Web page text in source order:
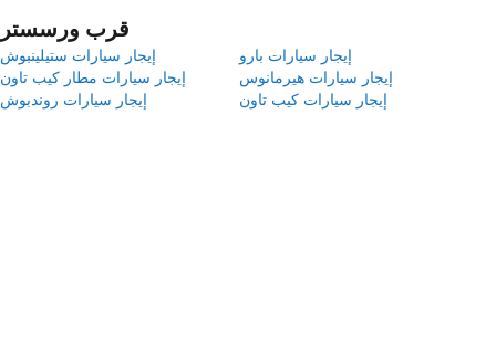
قرب ورسستر
إيجار سيارات ستيلينبوش
إيجار سيارات بارو
إيجار سيارات مطار كيب تاون
إيجار سيارات هيرمانوس
إيجار سيارات روندبوش
إيجار سيارات كيب تاون